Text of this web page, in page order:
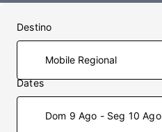
Destino
Dates
Dom 9 Ago - Seg 10 Ago